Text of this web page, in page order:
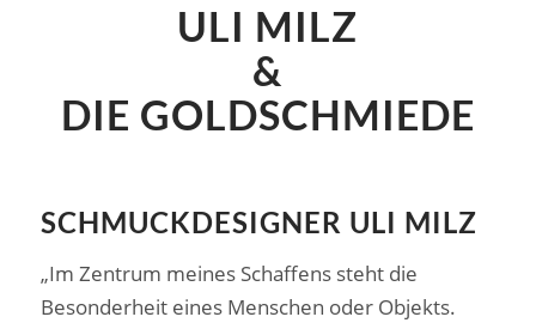
ULI MILZ
&
DIE GOLDSCHMIEDE
SCHMUCKDESIGNER ULI MILZ
„Im Zentrum meines Schaffens steht die
Besonderheit eines Menschen oder Objekts.